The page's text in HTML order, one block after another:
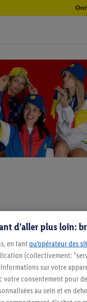
Lidl.be
d'aller plus loin:
en tant qu’opérateur des
(collectivement:
sur votre
votre consentement pour
au sein et en